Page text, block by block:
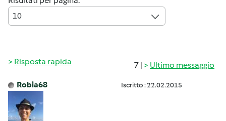
10
7 | Ultimo messaggio
Risposta rapida
Robia68 Iscritto : 22.02.2015